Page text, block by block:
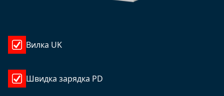
Вилка UK
Швидка зарядка PD